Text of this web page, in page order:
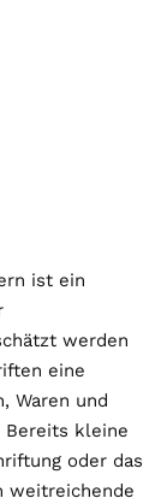
ist ein
werden
eine
Waren und
Bereits kleine
oder das
weitreichende